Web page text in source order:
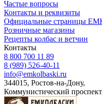
Частые вопросы
Контакты и реквизиты
Официальные страницы
Розничные магазины
Рецепты колбас и ветчин
Контакты
8 800 700 11 89
8 (989) 526-40-11
info@emkolbaski.ru
344015, Ростов-на-Дону,
Коммунистический